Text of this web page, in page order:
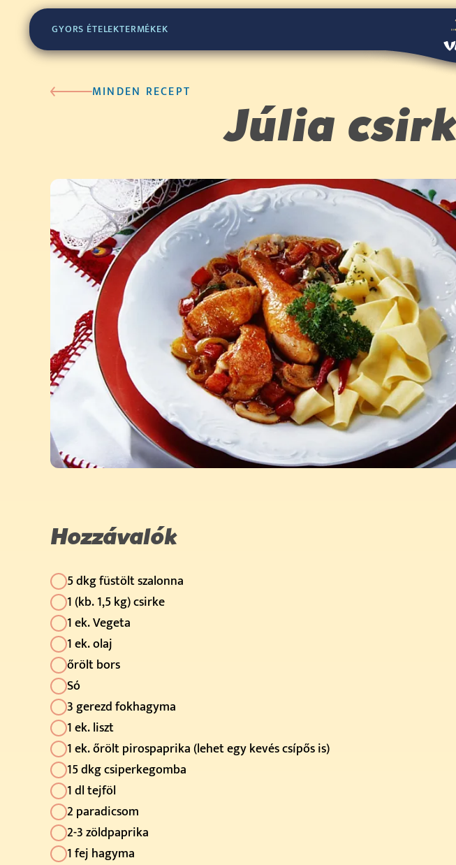
GYORS ÉTELEKTERMÉKEK
MINDEN RECEPT
Júlia
Hozzávalók
5 dkg füstölt szalonna
1 (kb. 1,5 kg) csirke
1 ek. Vegeta
1 ek. olaj
őrölt bors
Só
3 gerezd fokhagyma
1 ek. liszt
1 ek. őrölt pirospaprika (lehet egy kevés csípős is)
15 dkg csiperkegomba
1 dl tejföl
2 paradicsom
2-3 zöldpaprika
1 fej hagyma